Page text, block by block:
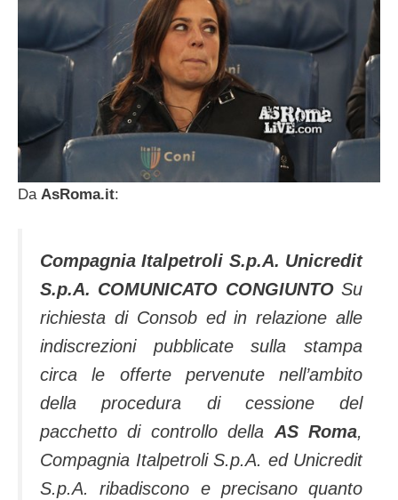
Da AsRoma.it:
Compagnia Italpetroli S.p.A. Unicredit
S.p.A. COMUNICATO CONGIUNTOSu
richiesta di Consob ed in relazione alle
indiscrezioni pubblicate sulla stampa
circa le offerte pervenute nell’ambito
della procedura di cessione del
pacchetto di controllo dellaASRoma,
Compagnia Italpetroli S.p.A. ed Unicredit
S.p.A. ribadiscono e precisano quanto